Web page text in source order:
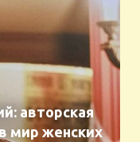
авторская
мир женских